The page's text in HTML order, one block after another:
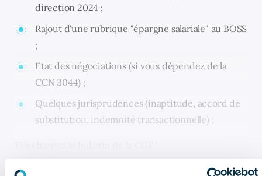
direction 2024 ;
Rajout d'une rubrique "épargne salariale" au BOSS
;
Etat des négociations (si vous dépendez de la
CCN 3044) ;
Quelques jurisprudences (inaptitude, accord de
substitution, indemnité transactionnelle) ;